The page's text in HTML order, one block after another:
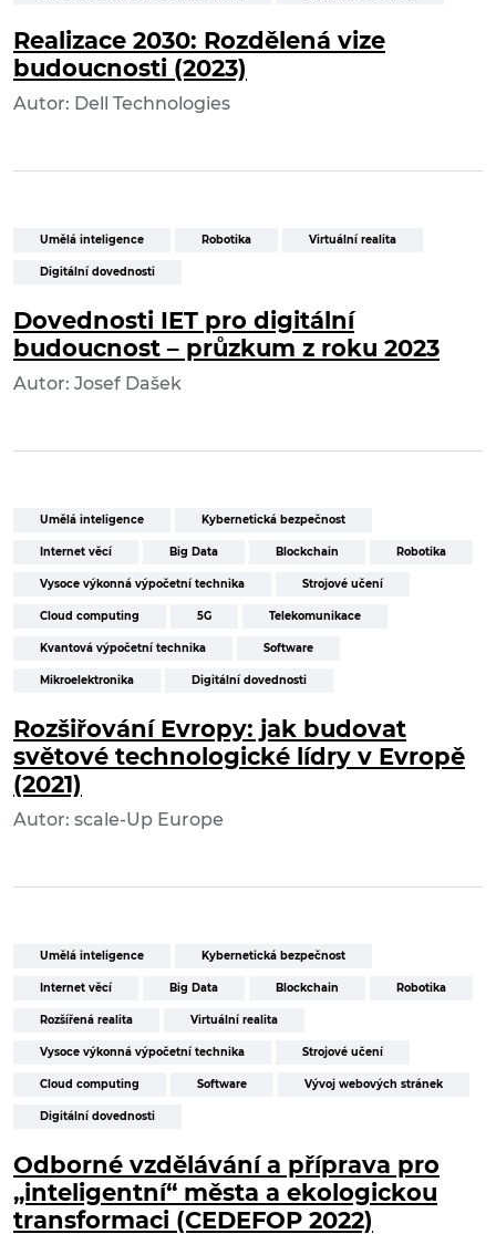
Realizace 2030: Rozdělená vize
budoucnosti (2023)
Autor: Dell Technologies
Umělá inteligence Robotika Virtuální realita
Digitální dovednosti
Dovednosti IET pro digitální
budoucnost – průzkum z roku 2023
Autor: Josef Dašek
Umělá inteligence Kybernetická bezpečnost
Internet věcí Big Data Blockchain Robotika
Vysoce výkonná výpočetní technika Strojové učení
Cloud computing 5G Telekomunikace
Kvantová výpočetní technika Software
Mikroelektronika Digitální dovednosti
Rozšiřování Evropy: jak budovat
světové technologické lídry v Evropě
(2021)
Autor: scale-Up Europe
Umělá inteligence Kybernetická bezpečnost
Internet věcí Big Data Blockchain Robotika
Rozšířená realita Virtuální realita
Vysoce výkonná výpočetní technika Strojové učení
Cloud computing Software Vývoj webových stránek
Digitální dovednosti
Odborné vzdělávání a příprava pro
„inteligentní“ města a ekologickou
transformaci (CEDEFOP 2022)